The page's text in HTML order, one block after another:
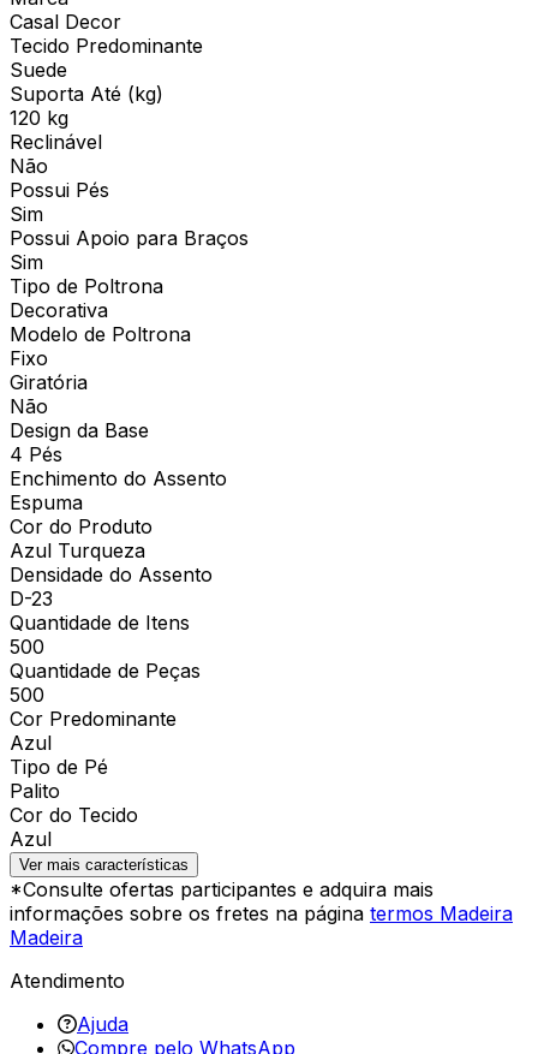
Casal Decor
Tecido Predominante
Suede
Suporta Até (kg)
120 kg
Reclinável
Não
Possui Pés
Sim
Possui Apoio para Braços
Sim
Tipo de Poltrona
Decorativa
Modelo de Poltrona
Fixo
Giratória
Não
Design da Base
4 Pés
Enchimento do Assento
Espuma
Cor do Produto
Azul Turqueza
Densidade do Assento
D-23
Quantidade de Itens
500
Quantidade de Peças
500
Cor Predominante
Azul
Tipo de Pé
Palito
Cor do Tecido
Azul
Ver mais características
*Consulte ofertas participantes e adquira mais
informações sobre os fretes na página termos Madeira
Madeira
Atendimento
Ajuda
Compre pelo WhatsApp